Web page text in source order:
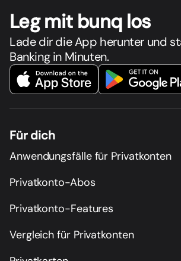
Leg mit bunq los
Lade dir die App herunter und
Banking in Minuten.
Für dich
Anwendungsfälle für Privatkonten
Privatkonto-Abos
Privatkonto-Features
Vergleich für Privatkonten